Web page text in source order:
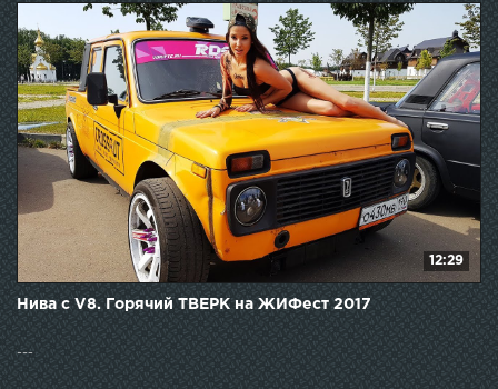
12:29
Нива с V8. Горячий ТВЕРК на ЖИФест 2017
---